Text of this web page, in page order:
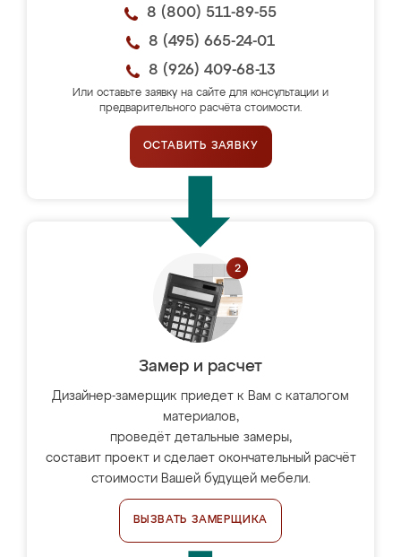
8 (800) 511-89-55
8 (495) 665-24-01
8 (926) 409-68-13
Или оставьте заявку на сайте для консультации и
предварительного расчёта стоимости.
ОСТАВИТЬ ЗАЯВКУ
Замер и расчет
Дизайнер-замерщик приедет к Вам с каталогом
материалов,
проведёт детальные замеры,
составит проект и сделает окончательный расчёт
стоимости Вашей будущей мебели.
ВЫЗВАТЬ ЗАМЕРЩИКА